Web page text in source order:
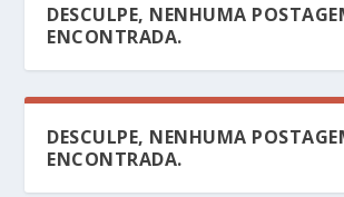
DESCULPE, NENHUMA
ENCONTRADA.
DESCULPE, NENHUMA
ENCONTRADA.